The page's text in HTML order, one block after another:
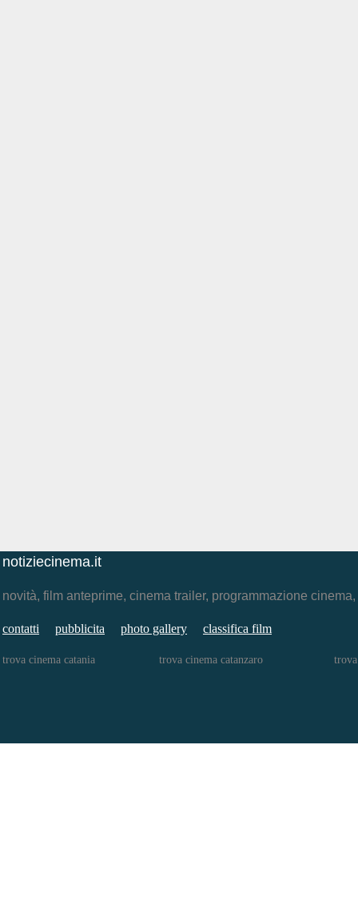
notiziecinema.it
novità, film anteprime, cinema trailer, programmazione
contatti pubblicita photo gallery classifica film
trova cinema catania trova cinema catanzaro